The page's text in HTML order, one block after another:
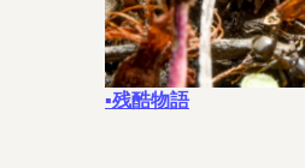
▪残酷物語